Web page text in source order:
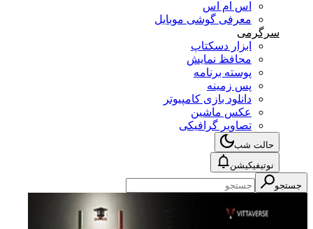
اس ام اس
معرفی گوشی موبایل
سرگرمی
ابزار دسکتاپ
محافظ نمایش
پوسته برنامه
پس زمینه
دانلود بازی کامپیوتر
عکس ماشین
تصاویر گرافیکی
حالت شب
نوتیفیکیشن
جستجو